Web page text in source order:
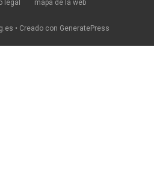
legal mapa de la web
• Creado con GeneratePress